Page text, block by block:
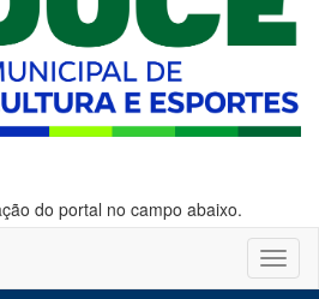
do portal no campo abaixo.